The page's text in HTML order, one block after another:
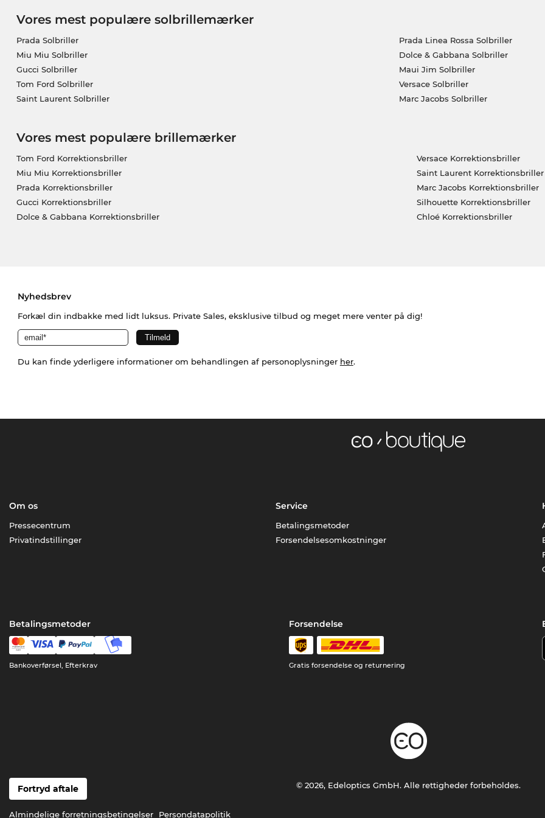
Vores mest populære solbrillemærker
Prada Solbriller
Miu Miu Solbriller
Gucci Solbriller
Tom Ford Solbriller
Saint Laurent Solbriller
Prada Linea Rossa Solbriller
Dolce & Gabbana Solbriller
Maui Jim Solbriller
Versace Solbriller
Marc Jacobs Solbriller
Vores mest populære brillemærker
Tom Ford Korrektionsbriller
Miu Miu Korrektionsbriller
Prada Korrektionsbriller
Gucci Korrektionsbriller
Dolce & Gabbana Korrektionsbriller
Versace Korrektionsbriller
Saint Laurent Korrektionsbriller
Marc Jacobs Korrektionsbriller
Silhouette Korrektionsbriller
Chloé Korrektionsbriller
Nyhedsbrev
Forkæl din indbakke med lidt luksus. Private Sales, eksklusive tilbud og meget mere venter på dig!
Du kan finde yderligere informationer om behandlingen af personoplysninger her.
Om os
Pressecentrum
Privatindstillinger
Service
Betalingsmetoder
Forsendelsesomkostninger
Betalingsmetoder
Bankoverførsel, Efterkrav
Forsendelse
Gratis forsendelse og returnering
Fortryd aftale
Almindelige forretningsbetingelser Persondatapolitik
© 2026, Edeloptics GmbH. Alle rettigheder forbeholdes.